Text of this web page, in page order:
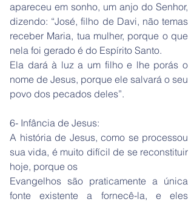
apareceu em sonho, um anjo do Senhor,
dizendo: “José, filho de Davi, não temas
receber Maria, tua mulher, porque o que
nela foi gerado é do Espírito Santo.
Ela dará à luz a um filho e lhe porás o
nome de Jesus, porque ele salvará o seu
povo dos pecados deles”.
6- Infância de Jesus:
A história de Jesus, como se processou
sua vida, é muito difícil de se reconstituir
hoje, porque os
Evangelhos são praticamente a única
fonte existente a fornecê-la, e eles